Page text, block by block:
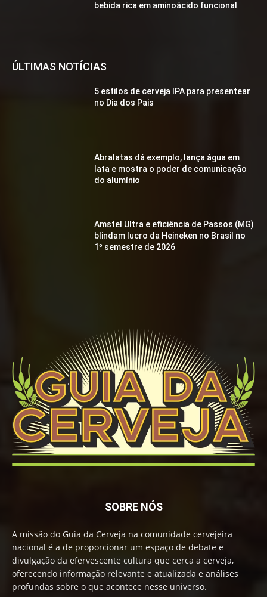
bebida rica em aminoácido funcional
ÚLTIMAS NOTÍCIAS
5 estilos de cerveja IPA para presentear
no Dia dos Pais
Abralatas dá exemplo, lança água em
lata e mostra o poder de comunicação
do alumínio
Amstel Ultra e eficiência de Passos (MG)
blindam lucro da Heineken no Brasil no
1º semestre de 2026
SOBRE NÓS
A missão do Guia da Cerveja na comunidade cervejeira
nacional é a de proporcionar um espaço de debate e
divulgação da efervescente cultura que cerca a cerveja,
oferecendo informação relevante e atualizada e análises
profundas sobre o que acontece nesse universo.